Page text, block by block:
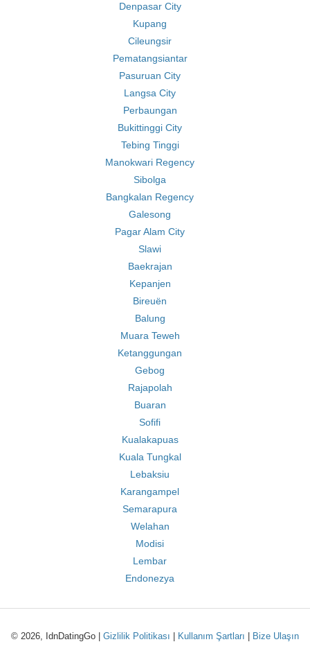
Denpasar City
Kupang
Cileungsir
Pematangsiantar
Pasuruan City
Langsa City
Perbaungan
Bukittinggi City
Tebing Tinggi
Manokwari Regency
Sibolga
Bangkalan Regency
Galesong
Pagar Alam City
Slawi
Baekrajan
Kepanjen
Bireuën
Balung
Muara Teweh
Ketanggungan
Gebog
Rajapolah
Buaran
Sofifi
Kualakapuas
Kuala Tungkal
Lebaksiu
Karangampel
Semarapura
Welahan
Modisi
Lembar
Endonezya
© 2026, IdnDatingGo | Gizlilik Politikası Kullanım Şartları Bize Ulaşın